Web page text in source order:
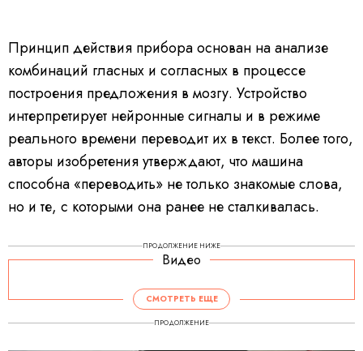
Принцип действия прибора основан на анализе
комбинаций гласных и согласных в процессе
построения предложения в мозгу. Устройство
интерпретирует нейронные сигналы и в режиме
реального времени переводит их в текст. Более того,
авторы изобретения утверждают, что машина
способна «переводить» не только знакомые слова,
но и те, с которыми она ранее не сталкивалась.
ПРОДОЛЖЕНИЕ НИЖЕ
Видео
СМОТРЕТЬ ЕЩЕ
ПРОДОЛЖЕНИЕ